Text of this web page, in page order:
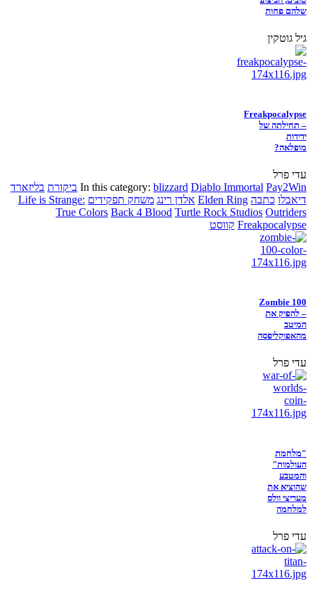
שלהם פחות
גיל גוטקין
Freakpocalypse
– תחילתה של
ידידות
מופלאה?
עדי פרל
In this category: blizzard Diablo Immortal Pay2Win ביקורת בליזארד
דיאבלו כתבה Elden Ring אלדן רינג משחק תפקידים Life is Strange:
True Colors Back 4 Blood Turtle Rock Studios Outriders
Freakpocalypse קווסט
Zombie 100
– להפיק את
המיטב
מהאפוקליפסה
עדי פרל
"מלחמת
העולמות"
והמטבע
שהוציא את
מעריצי וולס
למלחמה
עדי פרל